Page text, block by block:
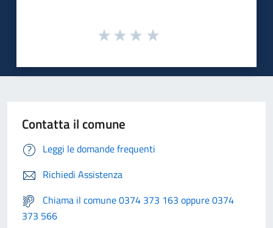
Contatta il comune
Leggi le domande frequenti
Richiedi Assistenza
Chiama il comune 0374 373 163 oppure 0374
373 566